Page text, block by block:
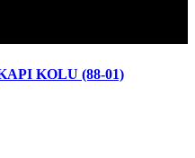
KOLU (88-01)